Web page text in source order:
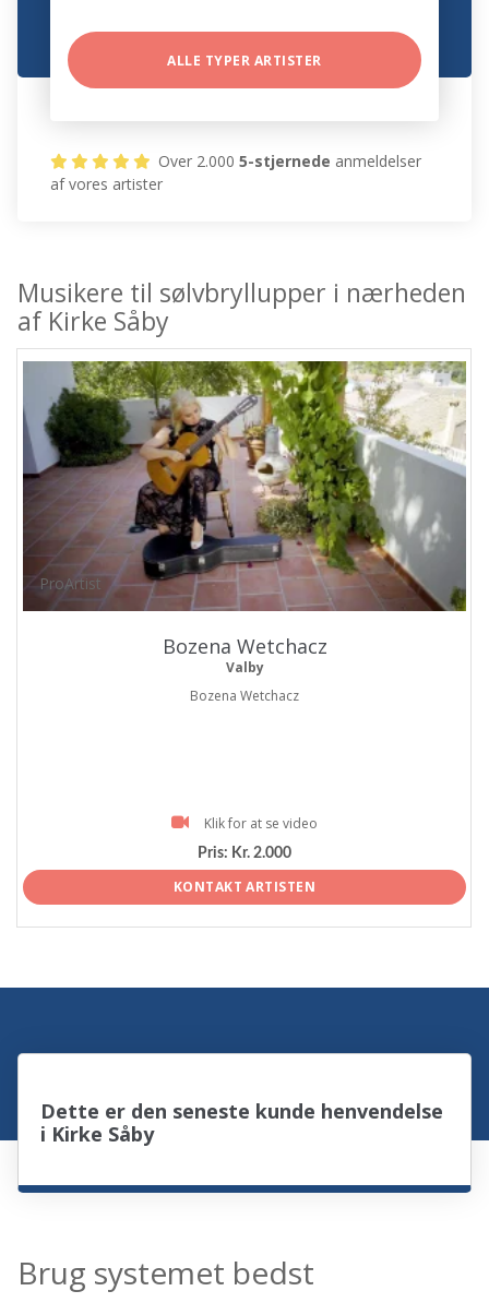
ALLE TYPER ARTISTER
Over 2.0005-stjernede anmeldelser
af vores artister
Musikere til sølvbryllupper i nærheden
af Kirke Såby
ProArtist
Bozena Wetchacz
Valby
Bozena Wetchacz
Klik for at se video
Pris: Kr. 2.000
KONTAKT ARTISTEN
Dette er den seneste kunde henvendelse
i Kirke Såby
Brug systemet bedst